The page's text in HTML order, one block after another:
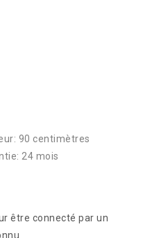
90 centimètres
24 mois
être connecté par un